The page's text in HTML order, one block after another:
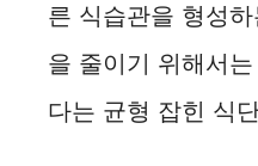
른 식습관을 형성
을 줄이기 위해서
다는 균형 잡힌 식